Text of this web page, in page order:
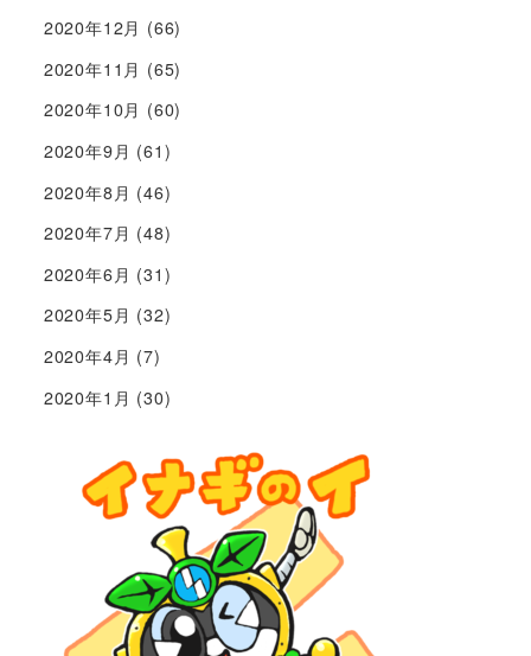
2020年12月 (66)
2020年11月 (65)
2020年10月 (60)
2020年9月 (61)
2020年8月 (46)
2020年7月 (48)
2020年6月 (31)
2020年5月 (32)
2020年4月 (7)
2020年1月 (30)